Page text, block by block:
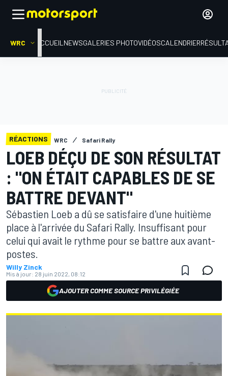
WRC ACCUEIL NEWSGALERIES PHOTOVIDÉOSCALENDRIER
RÉACTIONS WRC Safari Rally
LOEB DÉÇU DE SON RÉSULTAT
: "ON ÉTAIT CAPABLES DE SE
BATTRE DEVANT"
Sébastien Loeb a dû se satisfaire d'une huitième
place à l'arrivée du Safari Rally. Insuffisant pour
celui qui avait le rythme pour se battre aux avant-
postes.
Willy Zinck
Mis à jour: 28 juin 2022, 08:12
AJOUTER COMME SOURCE PRIVILÉGIÉE